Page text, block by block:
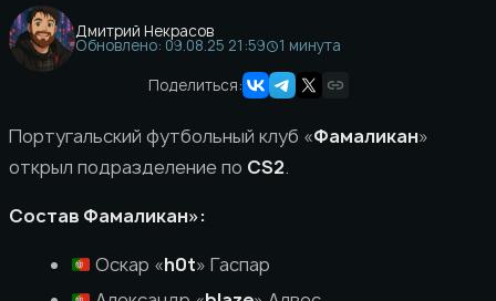
Дмитрий Некрасов
Обновлено: 09.08.25 21:59
1 минута
Поделиться:
Португальский футбольный клуб «Фамаликан»
открыл подразделение по CS2.
Состав Фамаликан»:
Оскар «h0t» Гаспар